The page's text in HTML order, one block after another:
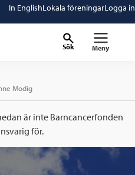
In EnglishLokala föreningarLogga in
Sök Meny
Modig
är inte Barncancerfonden
för.